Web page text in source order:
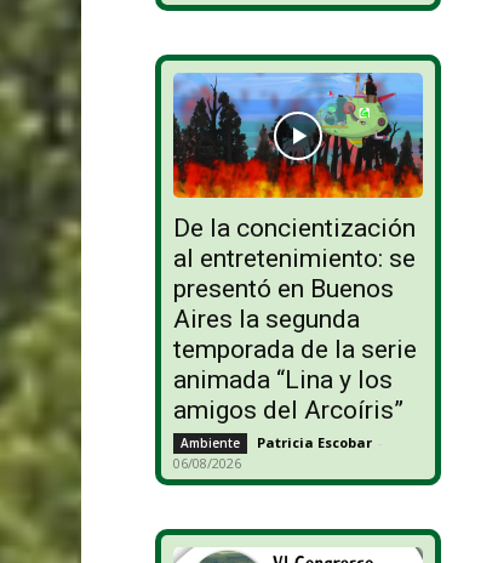
De la concientización
al entretenimiento: se
presentó en Buenos
Aires la segunda
temporada de la serie
animada “Lina y los
amigos del Arcoíris”
Ambiente Patricia Escobar -
06/08/2026